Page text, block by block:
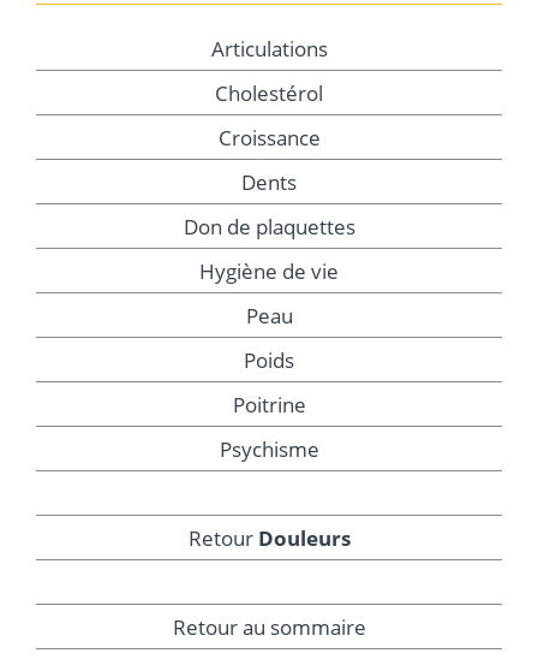
Articulations
Cholestérol
Croissance
Dents
Don de plaquettes
Hygiène de vie
Peau
Poids
Poitrine
Psychisme
Retour Douleurs
Retour au sommaire